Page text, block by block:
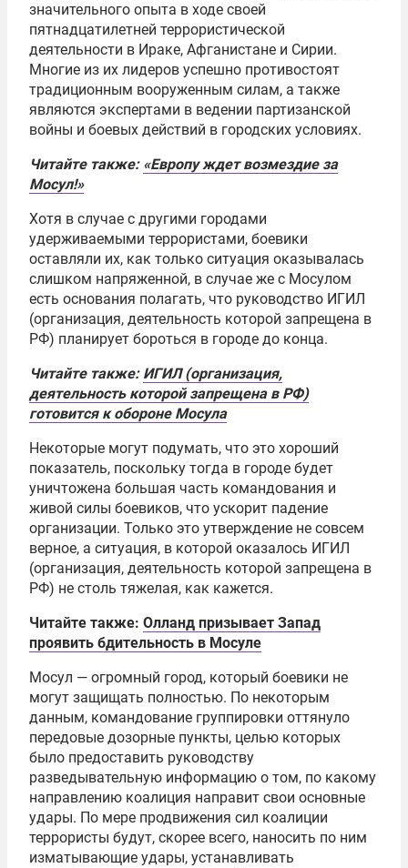
значительного опыта в ходе своей
пятнадцатилетней террористической
деятельности в Ираке, Афганистане и Сирии.
Многие из их лидеров успешно противостоят
традиционным вооруженным силам, а также
являются экспертами в ведении партизанской
войны и боевых действий в городских условиях.
Читайте также: «Европу ждет возмездие за
Мосул!»
Хотя в случае с другими городами
удерживаемыми террористами, боевики
оставляли их, как только ситуация оказывалась
слишком напряженной, в случае же с Мосулом
есть основания полагать, что руководство ИГИЛ
(организация, деятельность которой запрещена в
РФ) планирует бороться в городе до конца.
Читайте также: ИГИЛ (организация,
деятельность которой запрещена в РФ)
готовится к обороне Мосула
Некоторые могут подумать, что это хороший
показатель, поскольку тогда в городе будет
уничтожена большая часть командования и
живой силы боевиков, что ускорит падение
организации. Только это утверждение не совсем
верное, а ситуация, в которой оказалось ИГИЛ
(организация, деятельность которой запрещена в
РФ) не столь тяжелая, как кажется.
Читайте также: Олланд призывает Запад
проявить бдительность в Мосуле
Мосул — огромный город, который боевики не
могут защищать полностью. По некоторым
данным, командование группировки оттянуло
передовые дозорные пункты, целью которых
было предоставить руководству
разведывательную информацию о том, по какому
направлению коалиция направит свои основные
удары. По мере продвижения сил коалиции
террористы будут, скорее всего, наносить по ним
изматывающие удары, устанавливать